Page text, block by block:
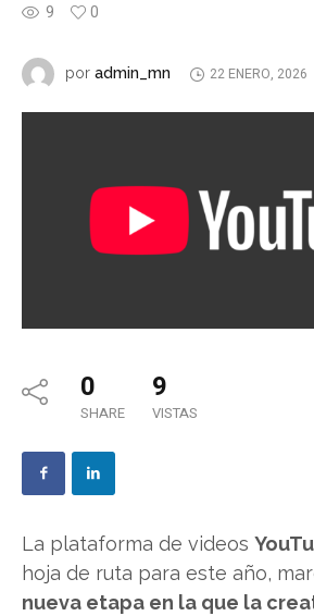
9 0
por admin_mn 22 ENERO, 2026
0
SHARE
9
VISTAS
La plataforma de videos
hoja de ruta para este año,
nueva etapa en la que la